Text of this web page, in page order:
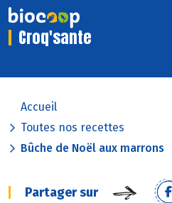
Croq'sante
Accueil
Toutes nos recettes
Bûche de Noël aux marrons
Partager sur